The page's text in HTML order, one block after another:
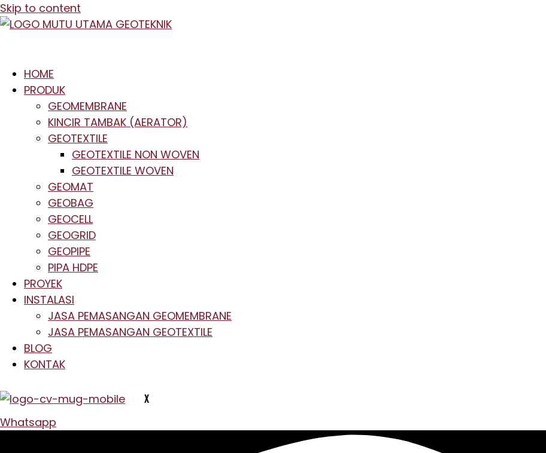
Skip to content
HOME
PRODUK
GEOMEMBRANE
KINCIR TAMBAK (AERATOR)
GEOTEXTILE
GEOTEXTILE NON WOVEN
GEOTEXTILE WOVEN
GEOMAT
GEOBAG
GEOCELL
GEOGRID
GEOPIPE
PIPA HDPE
PROYEK
INSTALASI
JASA PEMASANGAN GEOMEMBRANE
JASA PEMASANGAN GEOTEXTILE
BLOG
KONTAK
X
Whatsapp